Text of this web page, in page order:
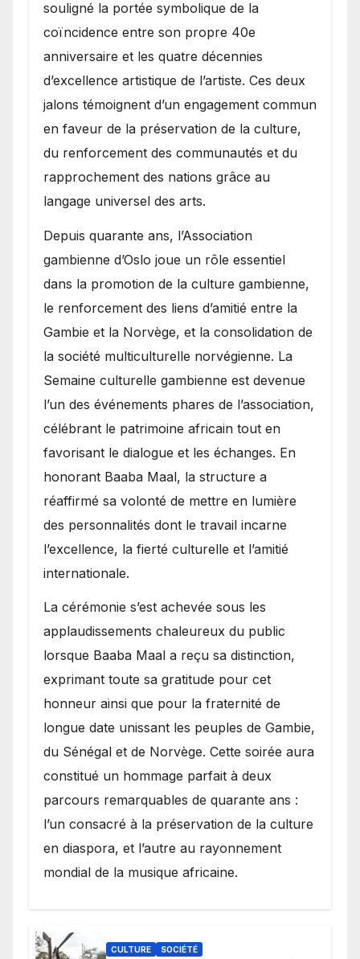
souligné la portée symbolique de la
coïncidence entre son propre 40e
anniversaire et les quatre décennies
d’excellence artistique de l’artiste. Ces deux
jalons témoignent d’un engagement commun
en faveur de la préservation de la culture,
du renforcement des communautés et du
rapprochement des nations grâce au
langage universel des arts.
​Depuis quarante ans, l’Association
gambienne d’Oslo joue un rôle essentiel
dans la promotion de la culture gambienne,
le renforcement des liens d’amitié entre la
Gambie et la Norvège, et la consolidation de
la société multiculturelle norvégienne. La
Semaine culturelle gambienne est devenue
l’un des événements phares de l’association,
célébrant le patrimoine africain tout en
favorisant le dialogue et les échanges. En
honorant Baaba Maal, la structure a
réaffirmé sa volonté de mettre en lumière
des personnalités dont le travail incarne
l’excellence, la fierté culturelle et l’amitié
internationale.
​La cérémonie s’est achevée sous les
applaudissements chaleureux du public
lorsque Baaba Maal a reçu sa distinction,
exprimant toute sa gratitude pour cet
honneur ainsi que pour la fraternité de
longue date unissant les peuples de Gambie,
du Sénégal et de Norvège. Cette soirée aura
constitué un hommage parfait à deux
parcours remarquables de quarante ans :
l’un consacré à la préservation de la culture
en diaspora, et l’autre au rayonnement
mondial de la musique africaine.
CULTURE SOCIÉTÉ